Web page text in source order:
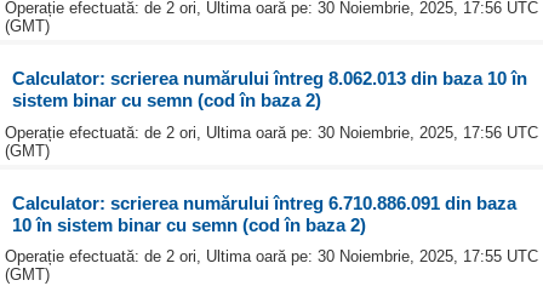
Operație efectuată: de 2 ori, Ultima oară pe: 30 Noiembrie, 2025, 17:56 UTC
(GMT)
Calculator: scrierea numărului întreg 8.062.013 din baza 10 în
sistem binar cu semn (cod în baza 2)
Operație efectuată: de 2 ori, Ultima oară pe: 30 Noiembrie, 2025, 17:56 UTC
(GMT)
Calculator: scrierea numărului întreg 6.710.886.091 din baza
10 în sistem binar cu semn (cod în baza 2)
Operație efectuată: de 2 ori, Ultima oară pe: 30 Noiembrie, 2025, 17:55 UTC
(GMT)